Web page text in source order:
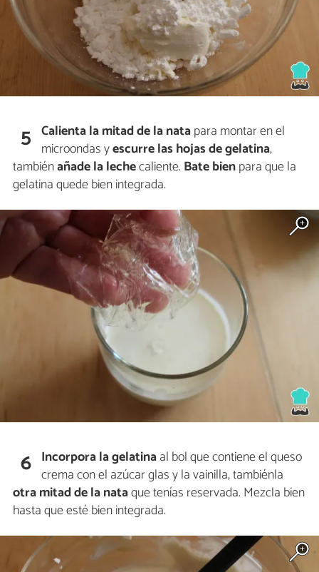
5 Calienta la mitad de la natapara montar en el
microondas yescurre las hojas de gelatina,
tambiénañade la lechecaliente. Bate bienpara que la
gelatina quede bien integrada.
6 Incorpora la gelatinaal bol que contiene el queso
crema con el azúcar glas y la vainilla, tambiénla
otramitad de la nataque tenías reservada. Mezcla bien
hasta que esté bien integrada.